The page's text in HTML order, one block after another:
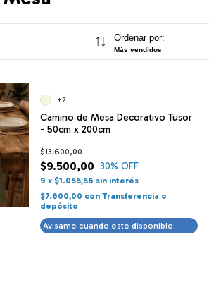
Ordenar por:
Más vendidos
1 /10
Camino de Mesa Decorativo Tusor
- 50cm x 200cm
$9.500,00
$13.600,00
30% OFF
9 x $1.055,56 sin interés
$7.600,00 con Transferencia o
depósito
+2
Avisame cuando este disponible